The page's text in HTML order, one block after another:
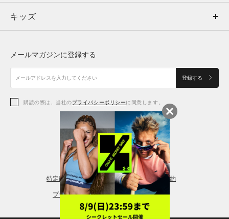
キッズ
アクセサリー
ボトムス
アクセサリー
トップス
シューズ
アクセサリー
レギンス＆タイツ
キッズ
シューズ
メールマガジンに登録する
登録する
購読の際は、当社のプライバシーポリシーに同意します。
特定商取引法に基づく通販の表記 会員規約
プライバシーポリシー